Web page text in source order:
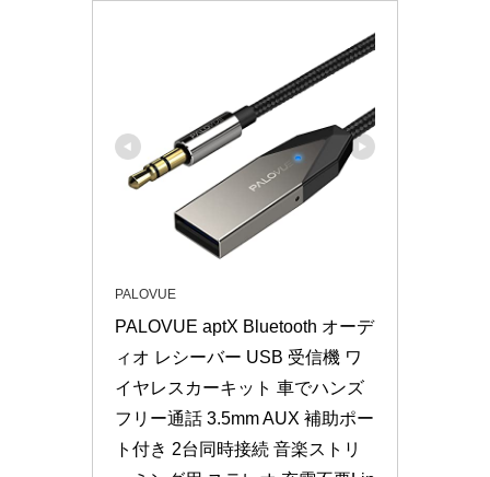
PALOVUE
PALOVUE aptX Bluetooth オーデ
ィオ レシーバー USB 受信機 ワ
イヤレスカーキット 車でハンズ
フリー通話 3.5mm AUX 補助ポー
ト付き 2台同時接続 音楽ストリ